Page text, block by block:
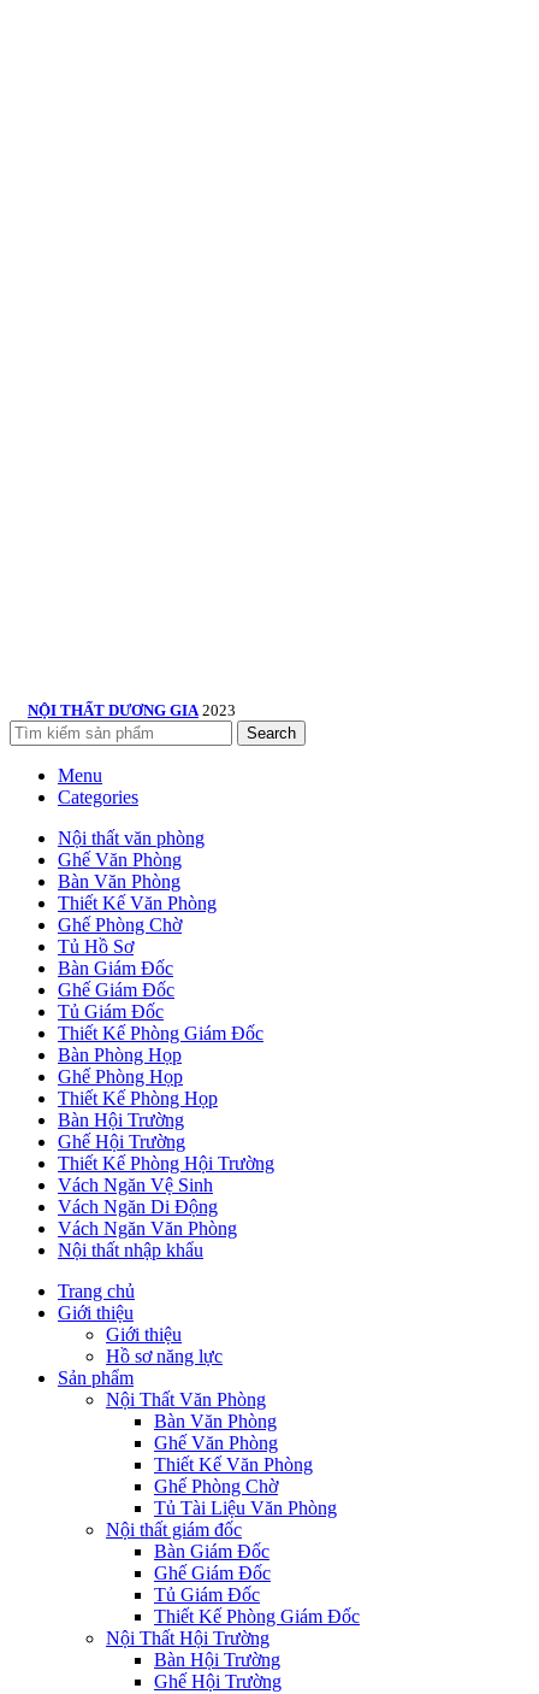
NỘI THẤT DƯƠNG GIA 2023
Search
Menu
Categories
Nội thất văn phòng
Ghế Văn Phòng
Bàn Văn Phòng
Thiết Kế Văn Phòng
Ghế Phòng Chờ
Tủ Hồ Sơ
Bàn Giám Đốc
Ghế Giám Đốc
Tủ Giám Đốc
Thiết Kế Phòng Giám Đốc
Bàn Phòng Họp
Ghế Phòng Họp
Thiết Kế Phòng Họp
Bàn Hội Trường
Ghế Hội Trường
Thiết Kế Phòng Hội Trường
Vách Ngăn Vệ Sinh
Vách Ngăn Di Động
Vách Ngăn Văn Phòng
Nội thất nhập khẩu
Trang chủ
Giới thiệu
Giới thiệu
Hồ sơ năng lực
Sản phẩm
Nội Thất Văn Phòng
Bàn Văn Phòng
Ghế Văn Phòng
Thiết Kế Văn Phòng
Ghế Phòng Chờ
Tủ Tài Liệu Văn Phòng
Nội thất giám đốc
Bàn Giám Đốc
Ghế Giám Đốc
Tủ Giám Đốc
Thiết Kế Phòng Giám Đốc
Nội Thất Hội Trường
Bàn Hội Trường
Ghế Hội Trường